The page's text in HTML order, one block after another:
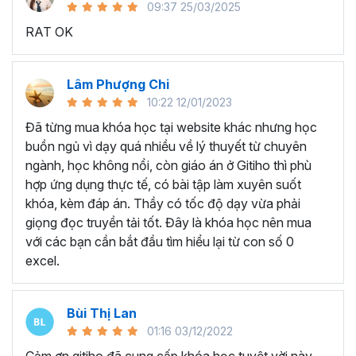
sử dụng Excel sẽ tốn nhiều thời gian, công sức để xử lý
công việc. Hơn nữa, chúng ta cũng không biết những thứ
mình đang thực hiện đúng hay không.
Hiện nay 100% các doanh nghiệp tại Việt Nam
cần tới kỹ năng Excel khi ứng tuyển vào vị trí kế toán, xử
chính... Mỗi cấp độ sẽ có yêu cầu thành thạo Excel xử lý
công việc khác nhau.
Chính vì điều đó Gitiho đã mở khóa học vềThủ thuật
Excel cập nhật hàng tuần - EXG02 với hơn7h+ học
cùng với92 tài liệu đính kèmbạn sẽ nhận được nhiều lợi
ích vô tận như:
Giảng viên là những người có trình độ chuyên môn
cao, kinh nghiệm thực tiễn dày dặn đã và đang đào
VPBank, FPT software, Vietcombank, MIC, Tập
đoàn Thành Công, TH True Milk
09:37 25/03/2025
RAT OK
Lâm Phượng Chi
10:22 12/01/2023
Đã từng mua khóa học tại website khác nhưng học
buồn ngủ vì dạy quá nhiều về lý thuyết từ chuyên
ngành, học không nổi, còn giáo án ở Gitiho thì phù
hợp ứng dụng thực tế, có bài tập làm xuyên suốt
khóa, kèm đáp án. Thầy có tốc độ dạy vừa phải
giọng đọc truyền tải tốt. Đây là khóa học nên mua
với các bạn cần bắt đầu tìm hiểu lại từ con số 0
excel.
Bùi Thị Lan
01:16 03/12/2022